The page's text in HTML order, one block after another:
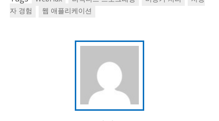
자 경험
웹 애플리케이션